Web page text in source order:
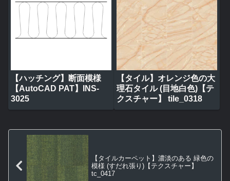
【ハッチング】断面模様
【AutoCAD PAT】INS-
3025
【タイル】オレンジ色の大
理石タイル (目地白色)【テ
クスチャー】 tile_0318
【タイルカーペット】濃淡のある 緑色の
模様 (すだれ張り)【テクスチャー】
tc_0417